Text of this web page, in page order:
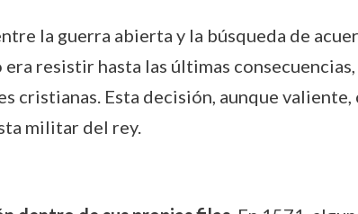
la guerra abierta y la búsqueda de
resistir hasta las últimas
Esta decisión, aunque
militar del rey.